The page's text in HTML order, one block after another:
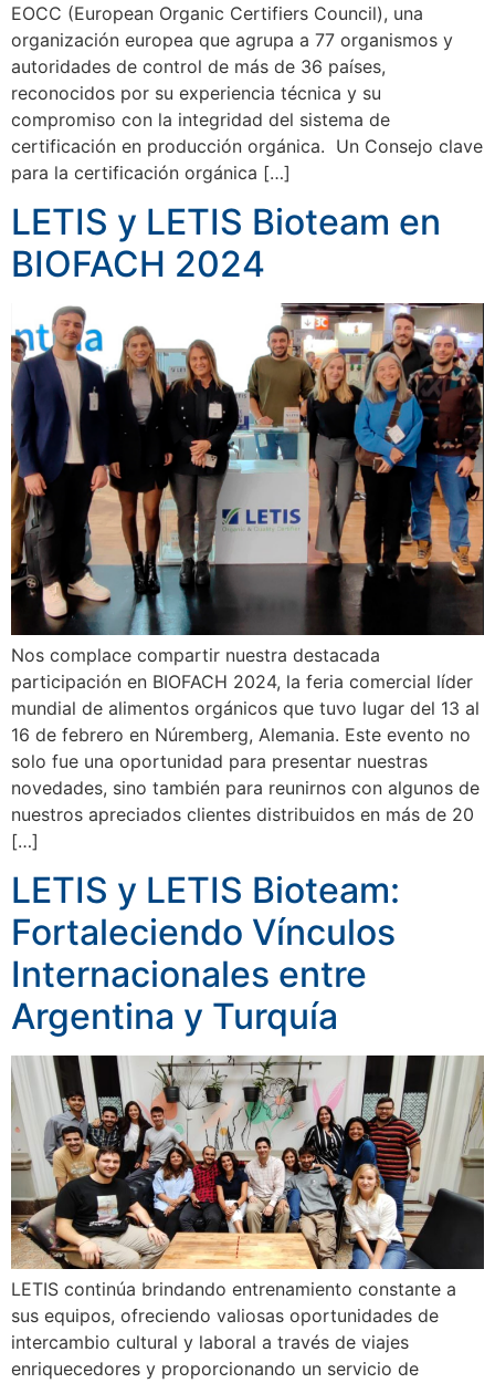
EOCC (European Organic Certifiers Council), una
organización europea que agrupa a 77 organismos y
autoridades de control de más de 36 países,
reconocidos por su experiencia técnica y su
compromiso con la integridad del sistema de
certificación en producción orgánica. Un Consejo clave
para la certificación orgánica […]
LETIS y LETIS Bioteam en
BIOFACH 2024
Nos complace compartir nuestra destacada
participación en BIOFACH 2024, la feria comercial líder
mundial de alimentos orgánicos que tuvo lugar del 13 al
16 de febrero en Núremberg, Alemania. Este evento no
solo fue una oportunidad para presentar nuestras
novedades, sino también para reunirnos con algunos de
nuestros apreciados clientes distribuidos en más de 20
[…]
LETIS y LETIS Bioteam:
Fortaleciendo Vínculos
Internacionales entre
Argentina y Turquía
LETIS continúa brindando entrenamiento constante a
sus equipos, ofreciendo valiosas oportunidades de
intercambio cultural y laboral a través de viajes
enriquecedores y proporcionando un servicio de